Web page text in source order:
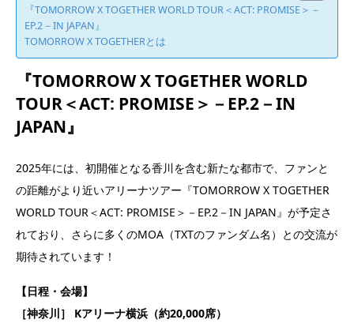
『TOMORROW X TOGETHER WORLD TOUR＜ACT: PROMISE＞－
EP.2－IN JAPAN』
TOMORROW X TOGETHERとは
『TOMORROW X TOGETHER WORLD
TOUR＜ACT: PROMISE＞－EP.2－IN
JAPAN』
2025年には、初開催となる香川を含む新たな都市で、ファンと
の距離がより近いアリーナツアー『TOMORROW X TOGETHER
WORLD TOUR＜ACT: PROMISE＞－EP.2－IN JAPAN』が予定さ
れており、さらに多くのMOA（TXTのファンダム名）との交流が
期待されています！
【日程・会場】
［神奈川］ Kアリーナ横浜（約20,000席）